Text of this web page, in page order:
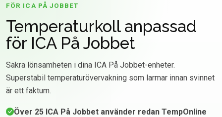
FÖR ICA PÅ JOBBET
Temperaturkoll anpassad
för ICA På Jobbet
Säkra lönsamheten i dina ICA På Jobbet-enheter.
Superstabil temperaturövervakning som larmar innan svinnet
är ett faktum.
Över 25 ICA På Jobbet använder redan TempOnline